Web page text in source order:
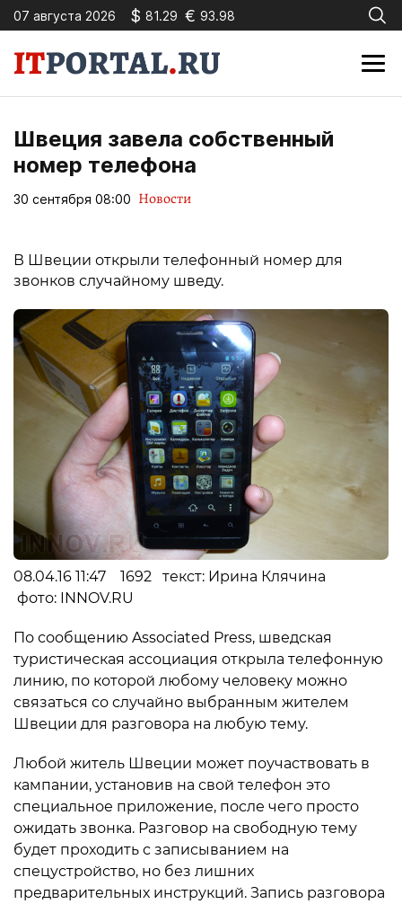
07 августа 2026 $ 81.29 € 93.98
Швеция завела собственный
номер телефона
30 сентября 08:00 Новости
В Швеции открыли телефонный номер для
звонков случайному шведу.
08.04.16 11:47 1692 текст: Ирина Клячина
фото: INNOV.RU
По сообщению Associated Press, шведская
туристическая ассоциация открыла телефонную
линию, по которой любому человеку можно
связаться со случайно выбранным жителем
Швеции для разговора на любую тему.
Любой житель Швеции может поучаствовать в
кампании, установив на свой телефон это
специальное приложение, после чего просто
ожидать звонка. Разговор на свободную тему
будет проходить с записыванием на
спецустройство, но без лишних
предварительных инструкций. Запись разговора